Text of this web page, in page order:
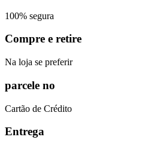
100% segura
Compre e retire
Na loja se preferir
parcele no
Cartão de Crédito
Entrega